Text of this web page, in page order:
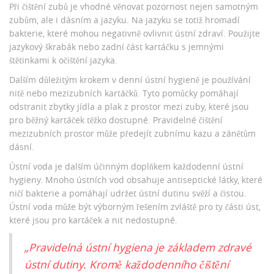
Při čištění zubů je vhodné věnovat pozornost nejen samotným
zubům, ale i dásním a jazyku. Na jazyku se totiž hromadí
bakterie, které mohou negativně ovlivnit ústní zdraví. Použijte
jazykový škrabák nebo zadní část kartáčku s jemnými
štětinkami k očištění jazyka.
Dalším důležitým krokem v denní ústní hygieně je používání
nitě nebo mezizubních kartáčků. Tyto pomůcky pomáhají
odstranit zbytky jídla a plak z prostor mezi zuby, které jsou
pro běžný kartáček těžko dostupné. Pravidelné čištění
mezizubních prostor může předejít zubnímu kazu a zánětům
dásní.
Ústní voda je dalším účinným doplňkem každodenní ústní
hygieny. Mnoho ústních vod obsahuje antiseptické látky, které
ničí bakterie a pomáhají udržet ústní dutinu svěží a čistou.
Ústní voda může být výborným řešením zvláště pro ty části úst,
které jsou pro kartáček a nit nedostupné.
„Pravidelná ústní hygiena je základem zdravé
ústní dutiny. Kromě každodenního čištění